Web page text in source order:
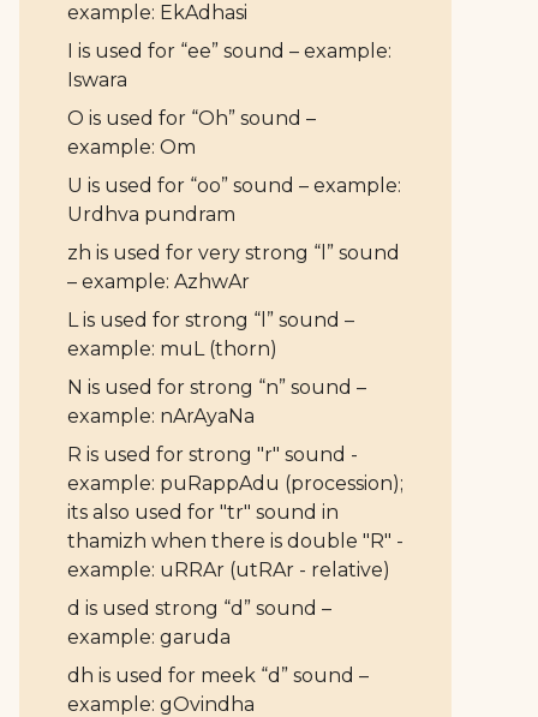
example: EkAdhasi
I is used for “ee” sound – example:
Iswara
O is used for “Oh” sound –
example: Om
U is used for “oo” sound – example:
Urdhva pundram
zh is used for very strong “l” sound
– example: AzhwAr
L is used for strong “l” sound –
example: muL (thorn)
N is used for strong “n” sound –
example: nArAyaNa
R is used for strong "r" sound -
example: puRappAdu (procession);
its also used for "tr" sound in
thamizh when there is double "R" -
example: uRRAr (utRAr - relative)
d is used strong “d” sound –
example: garuda
dh is used for meek “d” sound –
example: gOvindha